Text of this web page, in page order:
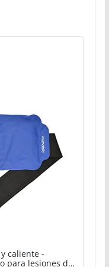
caliente -
para lesiones de